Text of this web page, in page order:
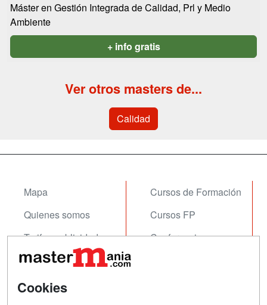
Máster en Gestión Integrada de Calidad, Prl y Medio
Ambiente
+ info gratis
Ver otros masters de...
Calidad
Mapa
Quienes somos
Tarifas publicidad
Acceso Usuarios
Acceso Centros
Cursos de Formación
Cursos FP
Conferencias
Cookies